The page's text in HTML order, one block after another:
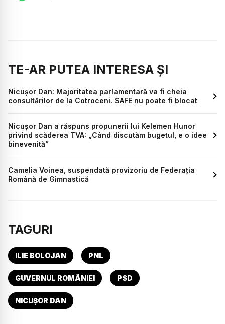
TE-AR PUTEA INTERESA ȘI
Nicușor Dan: Majoritatea parlamentară va fi cheia
consultărilor de la Cotroceni. SAFE nu poate fi blocat
Nicușor Dan a răspuns propunerii lui Kelemen Hunor
privind scăderea TVA: „Când discutăm bugetul, e o idee
binevenită”
Camelia Voinea, suspendată provizoriu de Federația
Română de Gimnastică
TAGURI
ILIE BOLOJAN PNL
GUVERNUL ROMÂNIEI PSD
NICUȘOR DAN